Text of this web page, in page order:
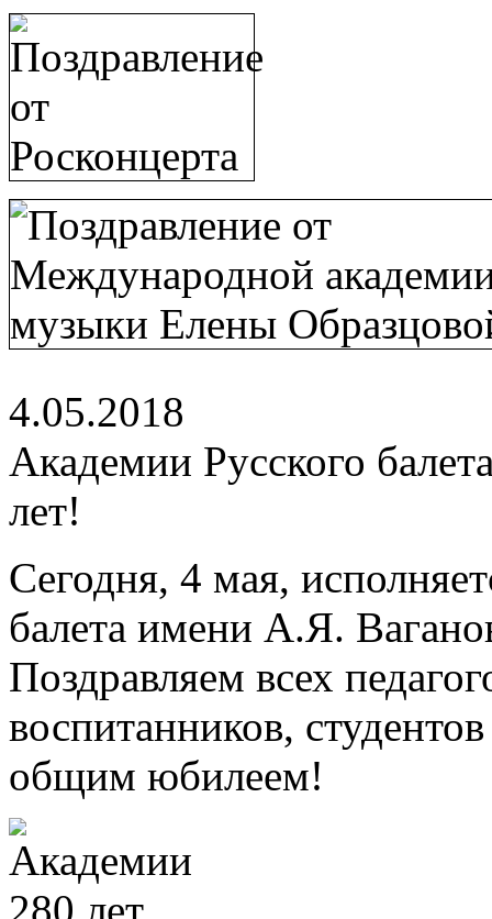
4.05.2018
Академии Русского
лет!
Сегодня, 4 мая,
балета имени А.Я.
Поздравляем всех
воспитанников,
общим юбилеем!